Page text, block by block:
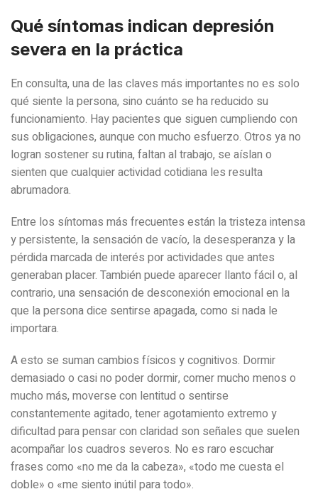
Qué síntomas indican depresión
severa en la práctica
En consulta, una de las claves más importantes no es solo
qué siente la persona, sino cuánto se ha reducido su
funcionamiento. Hay pacientes que siguen cumpliendo con
sus obligaciones, aunque con mucho esfuerzo. Otros ya no
logran sostener su rutina, faltan al trabajo, se aíslan o
sienten que cualquier actividad cotidiana les resulta
abrumadora.
Entre los síntomas más frecuentes están la tristeza intensa
y persistente, la sensación de vacío, la desesperanza y la
pérdida marcada de interés por actividades que antes
generaban placer. También puede aparecer llanto fácil o, al
contrario, una sensación de desconexión emocional en la
que la persona dice sentirse apagada, como si nada le
importara.
A esto se suman cambios físicos y cognitivos. Dormir
demasiado o casi no poder dormir, comer mucho menos o
mucho más, moverse con lentitud o sentirse
constantemente agitado, tener agotamiento extremo y
dificultad para pensar con claridad son señales que suelen
acompañar los cuadros severos. No es raro escuchar
frases como «no me da la cabeza», «todo me cuesta el
doble» o «me siento inútil para todo».